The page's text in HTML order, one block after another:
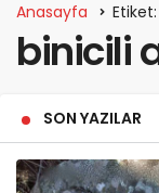
Anasayfa
binicili
SON YAZILAR